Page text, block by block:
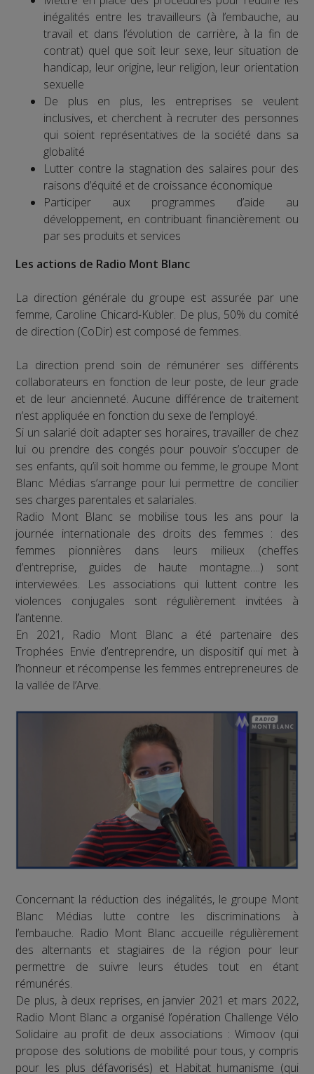
inégalités entre les travailleurs (à l’embauche, au
travail et dans l’évolution de carrière, à la fin de
contrat) quel que soit leur sexe, leur situation de
handicap, leur origine, leur religion, leur orientation
sexuelle
De plus en plus, les entreprises se veulent
inclusives, et cherchent à recruter des personnes
qui soient représentatives de la société dans sa
globalité
Lutter contre la stagnation des salaires pour des
raisons d’équité et de croissance économique
Participer aux programmes d’aide au
développement, en contribuant financièrement ou
par ses produits et services
Les actions de Radio Mont Blanc
La direction générale du groupe est assurée par une
femme, Caroline Chicard-Kubler. De plus, 50% du comité
de direction (CoDir) est composé de femmes.
La direction prend soin de rémunérer ses différents
collaborateurs en fonction de leur poste, de leur grade
et de leur ancienneté. Aucune différence de traitement
n’est appliquée en fonction du sexe de l’employé.
Si un salarié doit adapter ses horaires, travailler de chez
lui ou prendre des congés pour pouvoir s’occuper de
ses enfants, qu’il soit homme ou femme, le groupe Mont
Blanc Médias s’arrange pour lui permettre de concilier
ses charges parentales et salariales.
Radio Mont Blanc se mobilise tous les ans pour la
journée internationale des droits des femmes : des
femmes pionnières dans leurs milieux (cheffes
d’entreprise, guides de haute montagne….) sont
interviewées. Les associations qui luttent contre les
violences conjugales sont régulièrement invitées à
l’antenne.
En 2021, Radio Mont Blanc a été partenaire des
Trophées Envie d’entreprendre, un dispositif qui met à
l’honneur et récompense les femmes entrepreneures de
la vallée de l’Arve.
Concernant la réduction des inégalités, le groupe Mont
Blanc Médias lutte contre les discriminations à
l’embauche. Radio Mont Blanc accueille régulièrement
des alternants et stagiaires de la région pour leur
permettre de suivre leurs études tout en étant
rémunérés.
De plus, à deux reprises, en janvier 2021 et mars 2022,
Radio Mont Blanc a organisé l’opération Challenge Vélo
Solidaire au profit de deux associations : Wimoov (qui
propose des solutions de mobilité pour tous, y compris
pour les plus défavorisés) et Habitat humanisme (qui